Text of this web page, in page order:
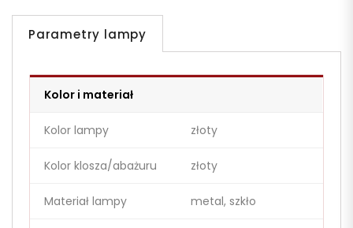
Parametry lampy
Kolor i materiał
Kolor lampy złoty
Kolor klosza/abażuru złoty
Materiał lampy metal, szkło